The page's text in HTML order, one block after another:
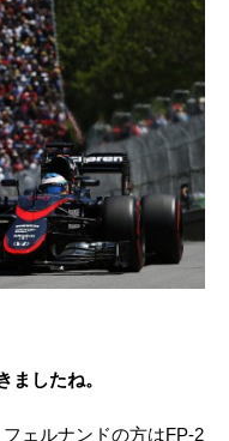
ましたね。
ェルナンドの方はFP-2